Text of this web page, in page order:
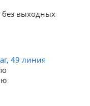
без выходных
49 линия